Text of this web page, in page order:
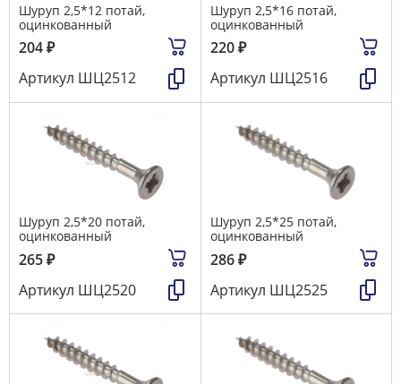
Шуруп 2,5*12 потай,
оцинкованный
204₽
Артикул ШЦ2512
Шуруп 2,5*16 потай,
оцинкованный
220₽
Артикул ШЦ2516
Шуруп 2,5*20 потай,
оцинкованный
265₽
Артикул ШЦ2520
Шуруп 2,5*25 потай,
оцинкованный
286₽
Артикул ШЦ2525